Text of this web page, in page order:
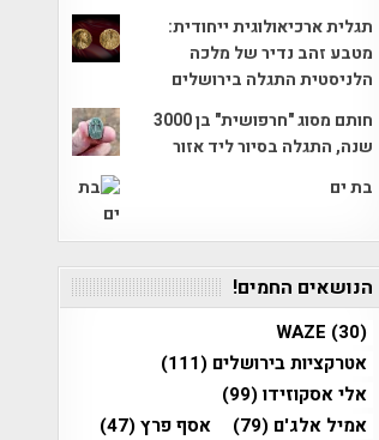
תגלית ארכיאולוגית ייחודית:
מטבע זהב נדיר של מלכה
הלניסטית התגלה בירושלים
חותם מסוג "חרפושית" בן 3000
שנה, התגלה בסיור ליד אזור
בת ים
הנושאים החמים!
WAZE (30)
אטרקציות בירושלים (111)
אלי אסקוזידו(99)
אמיל אלג'ם (79) אסף פרץ(47)